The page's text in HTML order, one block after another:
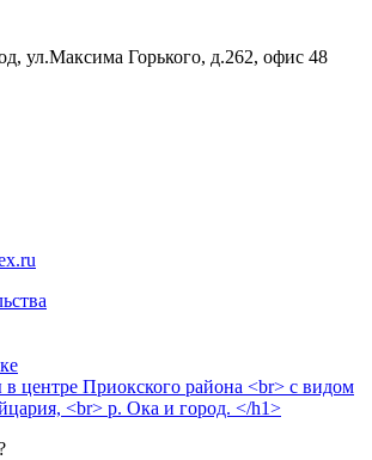
ул.Максима Горького, д.262, офис 48
в центре Приокского района <br> с видом
<br> р. Ока и город. </h1>